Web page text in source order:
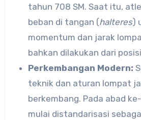
tahun 708 SM. Saat itu,
beban di tangan (halteres)
momentum dan jarak
bahkan dilakukan dari
Perkembangan Modern:
teknik dan aturan lompat
berkembang. Pada abad
mulai distandarisasi